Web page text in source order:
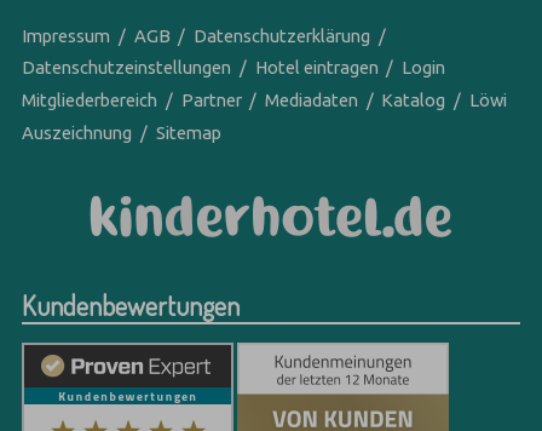
Impressum AGB
Datenschutzerklärung
Datenschutzeinstellungen
Hotel eintragen
Login
Mitgliederbereich
Partner Mediadaten Katalog
Löwi
Auszeichnung
Sitemap
Kundenbewertungen